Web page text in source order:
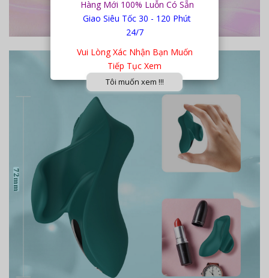
Hàng Mới 100% Luỗn Có Sẵn
Giao Siêu Tốc 30 - 120 Phút
24/7
Vui Lòng Xác Nhận Bạn Muốn
Tiếp Tục Xem
Tôi muốn xem !!!